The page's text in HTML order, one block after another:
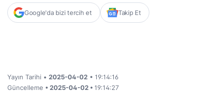
Google'da bizi tercih et Takip Et
Yayın Tarihi • 2025-04-02 • 19:14:16
Güncelleme • 2025-04-02 • 19:14:27